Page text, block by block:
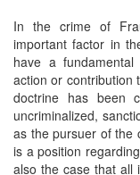
In the crime of
important factor in
have a
action or contribution
doctrine has been
uncriminalized,
as the pursuer of the
is a position
also the case that all